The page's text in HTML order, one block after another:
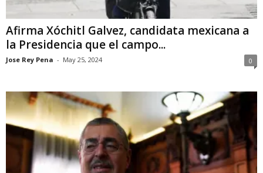
Afirma Xóchitl Galvez, candidata mexicana a
la Presidencia que el campo...
Jose Rey Pena - May 25, 2024 0